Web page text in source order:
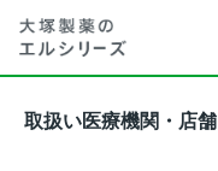
取扱い医療機関・店舗